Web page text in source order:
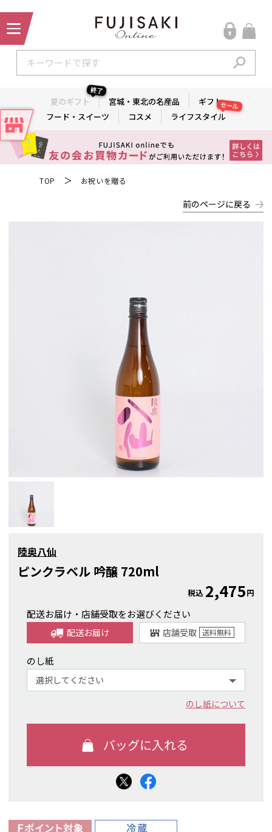
夏のギフト
終了
宮城・東北の名産品
ギフト
フード・スイーツ
コスメ ライフスタイル
セール
TOP ＞ お祝いを贈る
前のページに戻る
陸奥八仙
ピンクラベル 吟醸 720ml
税込 2,475円
配送お届け・店舗受取をお選びください
配送お届け 店舗受取 送料無料
のし紙
のし紙について